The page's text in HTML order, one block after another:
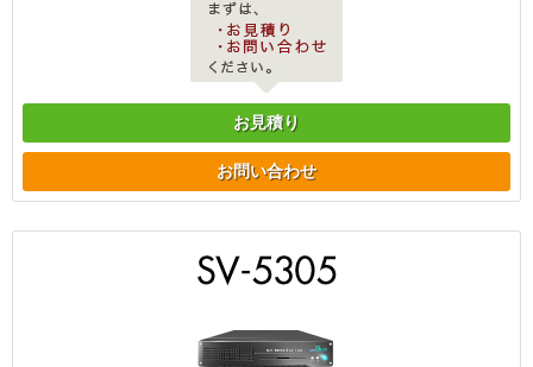
お見積り
お問い合わせ